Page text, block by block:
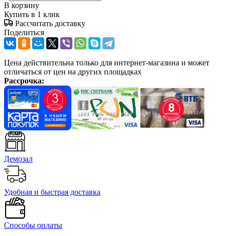
В корзину
Купить в 1 клик
Рассчитать доставку
Поделиться
Цена действительна только для интернет-магазина и может
отличаться от цен на других площадках
Рассрочка:
Демозал
Удобная и быстрая доставка
Способы оплаты